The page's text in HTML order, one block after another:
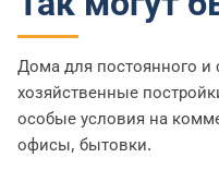
Дома для постоянного и
хозяйственные
особые условия на
офисы, бытовки.